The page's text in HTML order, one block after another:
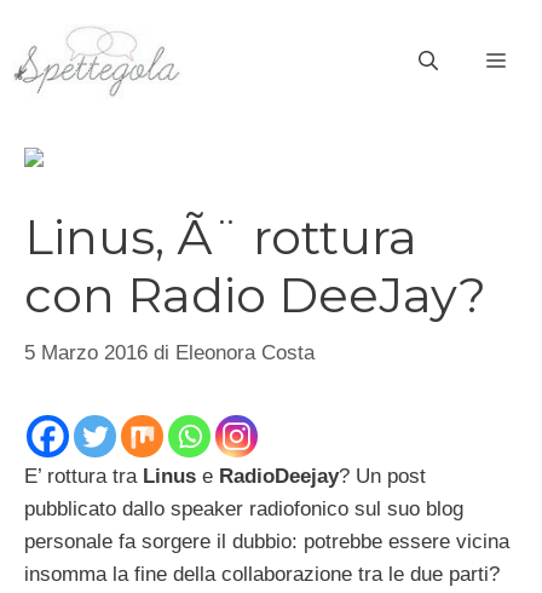
contenuto
Linus, Ã¨ rottura
con Radio DeeJay?
5 Marzo 2016 di Eleonora Costa
E’ rottura tra Linus e RadioDeejay? Un post
pubblicato dallo speaker radiofonico sul suo blog
personale fa sorgere il dubbio: potrebbe essere vicina
insomma la fine della collaborazione tra le due parti?